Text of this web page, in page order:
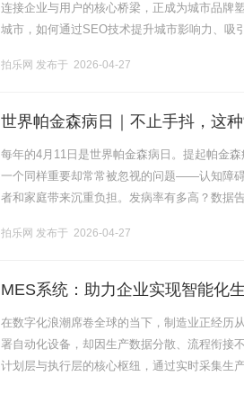
连接企业与用户的核心桥梁，正成为城市品牌
城市，如何通过SEO技术提升城市影响力、吸
一.........
拍乐网 发布于 2026-04-27
世界帕金森病日｜不止手抖，这种
每年的4月11日是世界帕金森病日。提起帕金
一个同样重要却常常被忽视的问题——认知障
者和家庭带来沉重负担。发病率有多高？数据
拍乐网 发布于 2026-04-27
MES系统：助力企业实现智能化
在数字化浪潮席卷全球的当下，制造业正经历
署自动化设备，却因生产数据分散、流程衔接
计划层与执行层的核心枢纽，通过实时采集生